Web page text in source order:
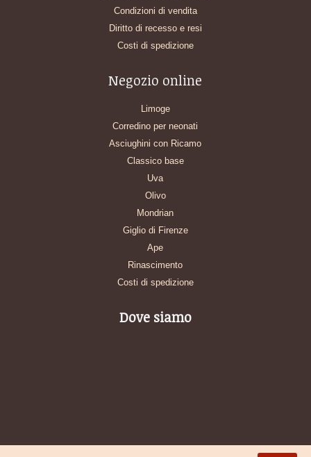
Condizioni di vendita
Diritto di recesso e resi
Costi di spedizione
Negozio online
Limoge
Corredino per neonati
Asciughini con Ricamo
Classico base
Uva
Olivo
Mondrian
Giglio di Firenze
Ape
Rinascimento
Costi di spedizione
Dove siamo